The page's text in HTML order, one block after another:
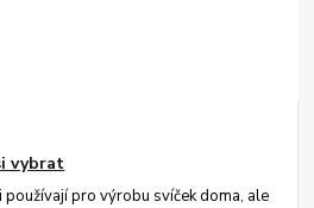
vybrat
pro výrobu svíček doma, ale